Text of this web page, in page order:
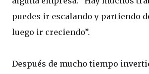
puedes ir escalando y partiendo
luego ir creciendo”.
Después de mucho tiempo